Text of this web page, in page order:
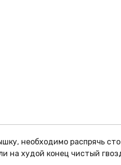
необходимо распрячь
на худой конец чистый